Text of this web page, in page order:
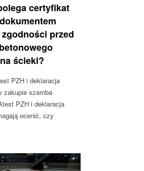
certyfikat
przed
ścieki?
PZH i deklaracja
zakupie szamba
PZH i deklaracja
ocenić, czy